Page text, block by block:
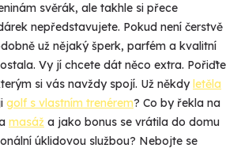
svěrák, ale takhle si přece
nepředstavujete. Pokud není čerstvě
už nějaký šperk, parfém a kvalitní
Vy jí chcete dát něco extra. Pořiďte
si vás navždy spojí. Už někdy letěla
golf s vlastním trenérem? Co by řekla na
masáž a jako bonus se vrátila do domu
úklidovou službou? Nebojte se